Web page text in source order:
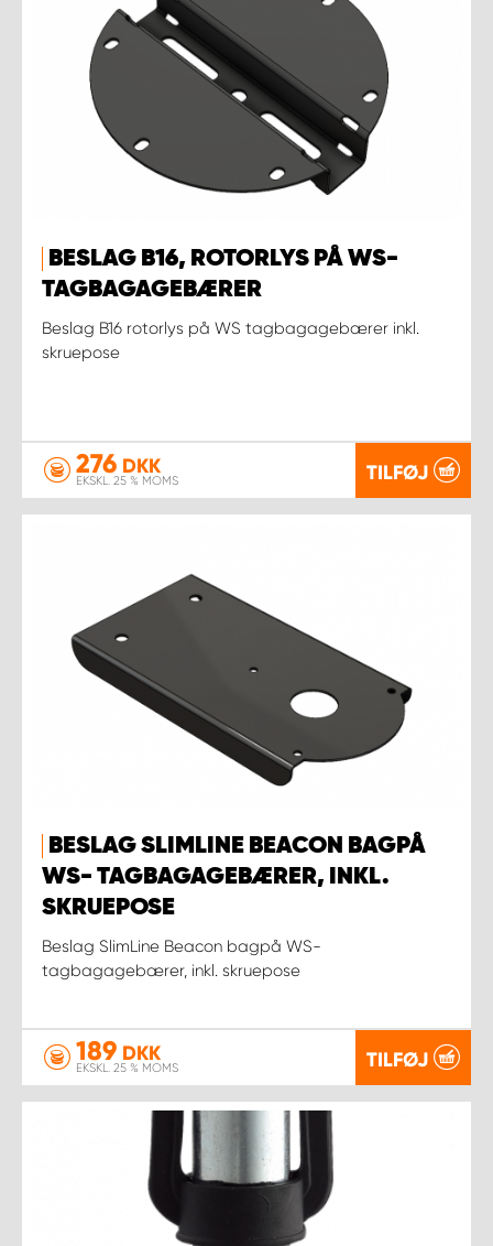
BESLAG B16, ROTORLYS PÅ WS-
TAGBAGAGEBÆRER
Beslag B16 rotorlys på WS tagbagagebærer inkl.
skruepose
276 DKK
EKSKL. 25 % MOMS TILFØJ
BESLAG SLIMLINE BEACON BAGPÅ
WS- TAGBAGAGEBÆRER, INKL.
SKRUEPOSE
Beslag SlimLine Beacon bagpå WS-
tagbagagebærer, inkl. skruepose
189 DKK
EKSKL. 25 % MOMS TILFØJ